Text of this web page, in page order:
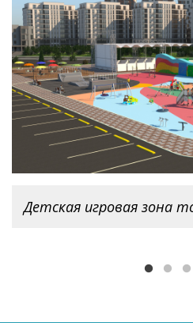
торгового центра
Детская игровая зона